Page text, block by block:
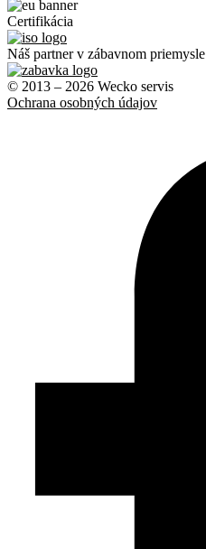
Certifikácia
Náš partner v zábavnom priemysle
© 2013 – 2026 Wecko servis
Ochrana osobných údajov